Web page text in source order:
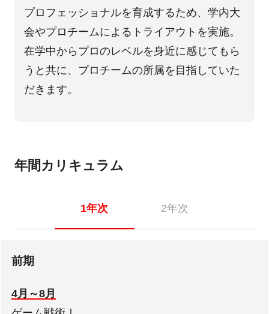
プロフェッショナルを育成するため、学内大
会やプロチームによるトライアウトを実施。
在学中からプロのレベルを身近に感じてもら
うと共に、プロチームの所属を目指していた
だきます。
年間カリキュラム
1年次 2年次
前期
4月～8月